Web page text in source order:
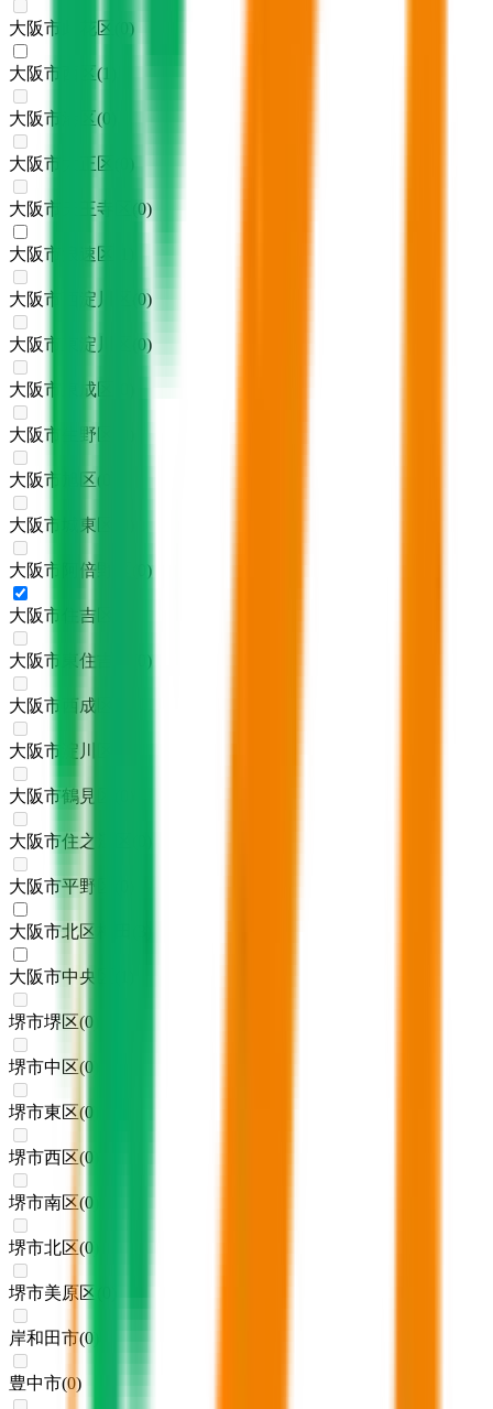
大阪市此花区 )
大阪市西区 (
大阪市港区(0
大阪市大正区
大阪市天王寺区 0)
大阪市浪速区
大阪市西淀川区 0)
大阪市東淀川区 0)
大阪市東成区
大阪市生野区
大阪市旭区(
大阪市城東区
大阪市阿倍野区 )
大阪市住吉区
大阪市東住吉区 )
大阪市西成区
大阪市淀川区
大阪市鶴見区
大阪市住之江区
大阪市平野区
大阪市北区梅田
大阪市中央区
堺市堺区(0
堺市中区(0
堺市東区(0
堺市西区(0
堺市南区(0
堺市北区(0
堺市美原区
岸和田市(0
豊中市(0)